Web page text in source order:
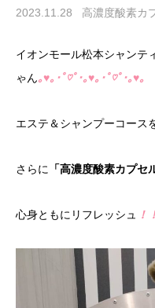
2023.11.28 高濃度酸素カ
イオンモール松本シャンテ
ゃん｡♥｡･ﾟ♡ﾟ･｡♥｡･ﾟ♡ﾟ･｡♥｡
エステ＆シャンプーコース
さらに 「高濃度酸素カプセ
心身ともにリフレッシュ ！